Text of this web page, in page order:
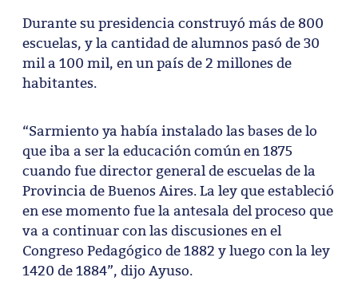
Durante su presidencia construyó más de 800
escuelas, y la cantidad de alumnos pasó de 30
mil a 100 mil, en un país de 2 millones de
habitantes.
“Sarmiento ya había instalado las bases de lo
que iba a ser la educación común en 1875
cuando fue director general de escuelas de la
Provincia de Buenos Aires. La ley que estableció
en ese momento fue la antesala del proceso que
va a continuar con las discusiones en el
Congreso Pedagógico de 1882 y luego con la ley
1420 de 1884”, dijo Ayuso.